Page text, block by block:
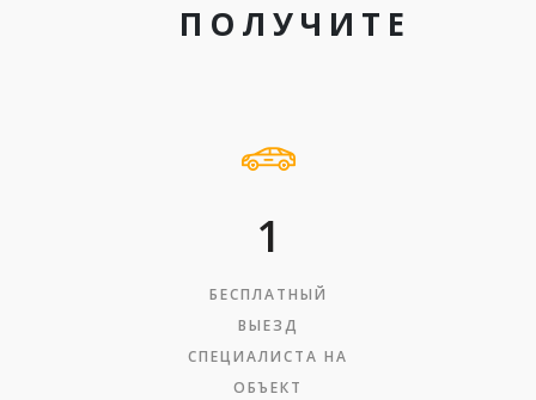
ПОЛУЧИТЕ
1
БЕСПЛАТНЫЙ
ВЫЕЗД
СПЕЦИАЛИСТА НА
ОБЪЕКТ